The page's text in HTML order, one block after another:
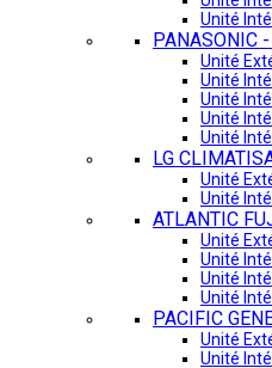
Unité
PANASONIC
Unité
Unité
Unité
Unité
Unité
LG
Unité
Unité
ATLANTIC
Unité
Unité
Unité
Unité
PACIFIC
Unité
Unité